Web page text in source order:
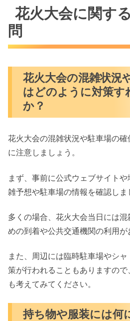
花火大会に関す
問
花火大会の混雑状況
はどのように対策す
か？
花火大会の混雑状況や駐車場の
に注意しましょう。
まず、事前に公式ウェブサイト
雑予想や駐車場の情報を確認しま
多くの場合、花火大会当日には
めの到着や公共交通機関の利用が
また、周辺には臨時駐車場やシ
策が行われることもありますの
も考えてみてください。
持ち物や服装には何